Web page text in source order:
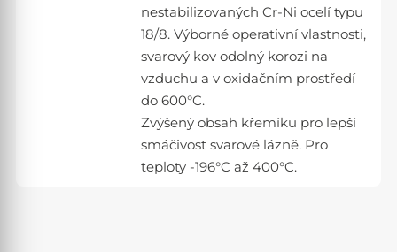
nestabilizovaných Cr-Ni ocelí typu
18/8. Výborné operativní vlastnosti,
svarový kov odolný korozi na
vzduchu a v oxidačním prostředí
do 600°C.
Zvýšený obsah křemíku pro lepší
smáčivost svarové lázně. Pro
teploty -196°C až 400°C.